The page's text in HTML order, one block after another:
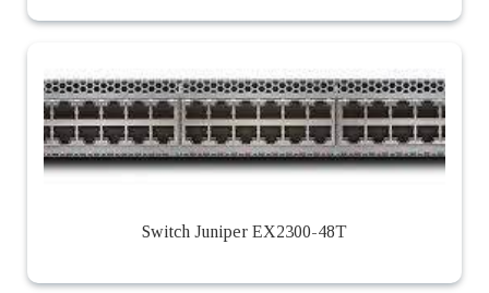
Switch Juniper EX2300-48T